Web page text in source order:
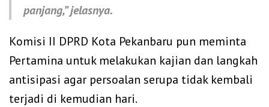
panjang,” jelasnya.
Komisi II DPRD Kota Pekanbaru pun meminta
Pertamina untuk melakukan kajian dan langkah
antisipasi agar persoalan serupa tidak kembali
terjadi di kemudian hari.